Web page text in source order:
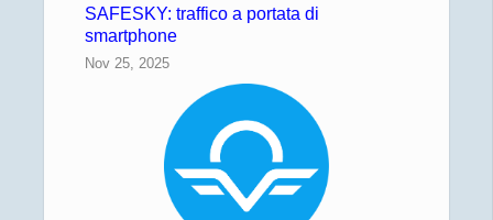
SAFESKY: traffico a portata di
smartphone
Nov 25, 2025